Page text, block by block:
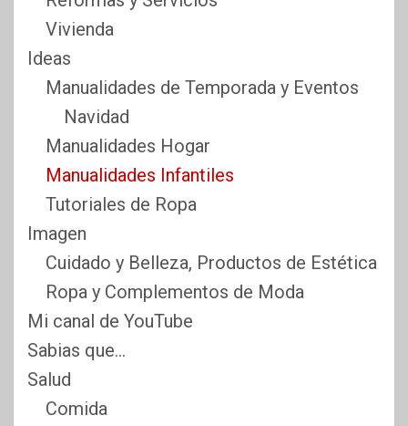
Vivienda
Ideas
Manualidades de Temporada y Eventos
Navidad
Manualidades Hogar
Manualidades Infantiles
Tutoriales de Ropa
Imagen
Cuidado y Belleza, Productos de Estética
Ropa y Complementos de Moda
Mi canal de YouTube
Sabias que…
Salud
Comida